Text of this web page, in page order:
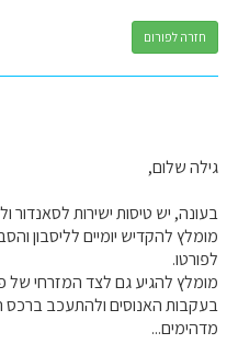
חזרה לפורום
גילה שלום,
בעונה, יש טיסות ישירות לסאנדור
מומלץ להקדיש יומיים לליסבון
לפורטו.
מומלץ להגיע גם לצד המזרחי של
בעקבות האנוסים ולהתעכב ברכס
מדהימים...